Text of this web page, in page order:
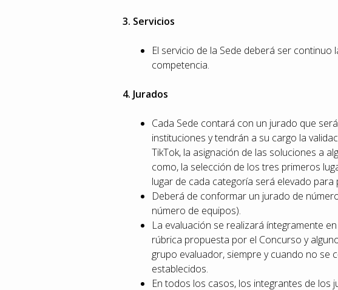
3. Servicios
El servicio de la Sede deberá ser continuo
competencia.
4. Jurados
Cada Sede contará con un jurado que
instituciones y tendrán a su cargo la
TikTok, la asignación de las soluciones a
como, la selección de los tres primeros
lugar de cada categoría será elevado para
Deberá de conformar un jurado de
número de equipos).
La evaluación se realizará íntegramente
rúbrica propuesta por el Concurso y
grupo evaluador, siempre y cuando no se
establecidos.
En todos los casos, los integrantes de los